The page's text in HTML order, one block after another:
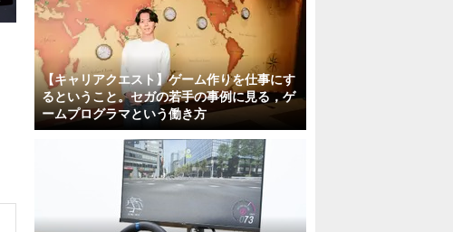
【キャリアクエスト】ゲーム作りを仕事にす
るということ。セガの若手の事例に見る，ゲ
ームプログラマという働き方